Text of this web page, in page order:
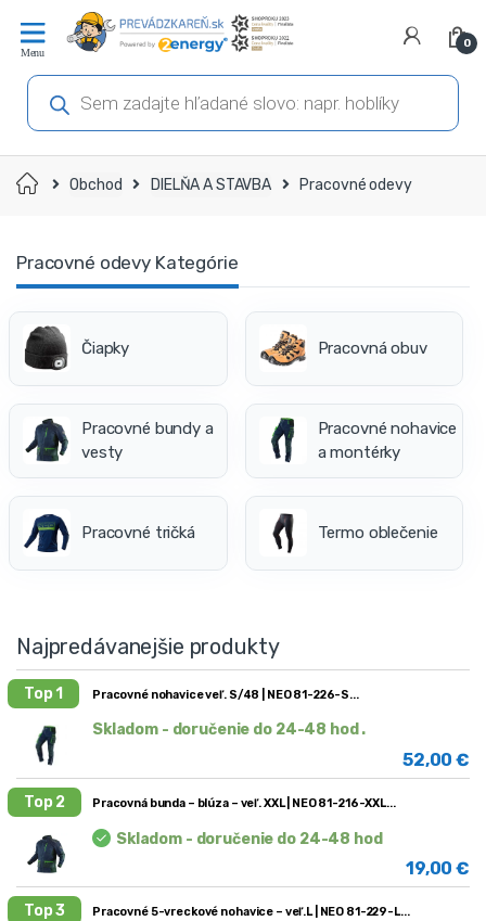
navigáciu
obsah
0
Products
search
Domov Obchod DIELŇA A STAVBA Pracovné odevy
Pracovné odevy Kategórie
Čiapky Pracovná obuv
Pracovné bundy a
vesty
Pracovné nohavice
a montérky
Pracovné tričká Termo oblečenie
Najpredávanejšie produkty
Top 1 Pracovné nohavice veľ. S/48 | NEO 81-226-S
52,00€
Skladom - doručenie do 24-48 hod .
Top 2 Pracovná bunda – blúza – veľ. XXL | NEO 81-216-XXL
19,00€
Skladom - doručenie do 24-48 hod
Top 3 Pracovné 5-vreckové nohavice – veľ.L | NEO 81-229-L